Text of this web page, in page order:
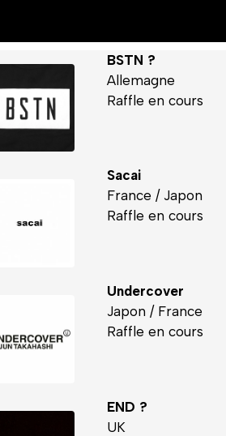
BSTN ?
Allemagne
Raffle en cours
Sacai
France / Japon
Raffle en cours
Undercover
Japon / France
Raffle en cours
END ?
UK